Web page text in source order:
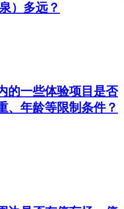
）多远？
的一些体验项目是否
、年龄等限制条件？